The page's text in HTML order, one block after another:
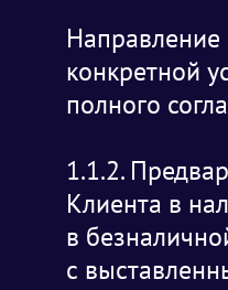
Направление
конкретной
полного
1.1.2.
Клиента в
в
с